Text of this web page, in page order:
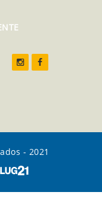
- 2021